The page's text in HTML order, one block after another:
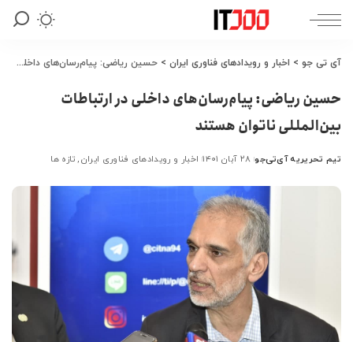
آی تی جو > اخبار و رویدادهای فناوری ایران > حسین ریاضی: پیام‌رسان‌های داخلی در ارتباطات بین‌المللی ناتوان هستند
حسین ریاضی: پیام‌رسان‌های داخلی در ارتباطات
بین‌المللی ناتوان هستند
ارسال
توسط
تیم تحریریه آی‌تی‌جو ۲۸ آبان ۱۴۰۱ اخبار و رویدادهای فناوری ایران تازه ها